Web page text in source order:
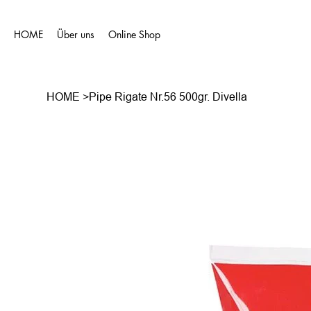
HOME Über uns Online Shop
HOME >Pipe Rigate Nr.56 500gr. Divella